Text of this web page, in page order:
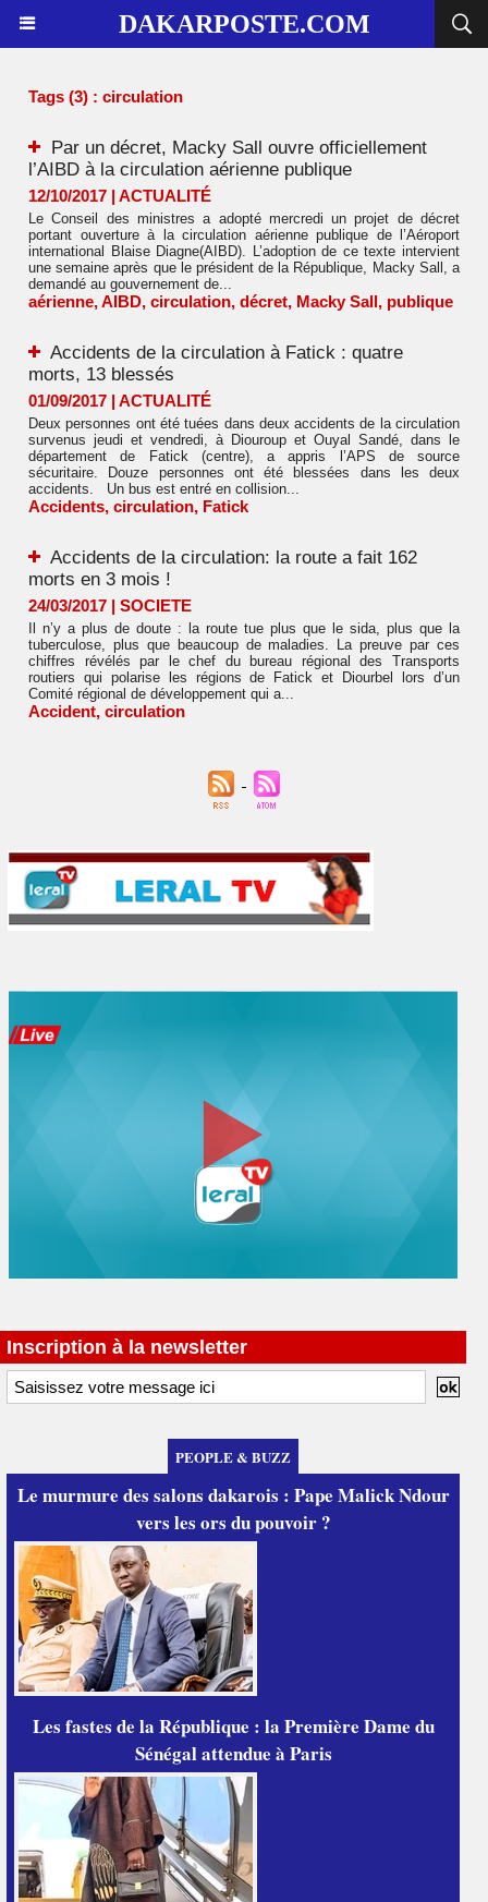
DAKARPOSTE.COM
Tags (3) : circulation
Par un décret, Macky Sall ouvre officiellement
l’AIBD à la circulation aérienne publique
12/10/2017 | ACTUALITÉ
Le Conseil des ministres a adopté mercredi un projet de décret
portant ouverture à la circulation aérienne publique de l’Aéroport
international Blaise Diagne(AIBD). L’adoption de ce texte intervient
une semaine après que le président de la République, Macky Sall, a
demandé au gouvernement de...
aérienne,AIBD, circulation, décret, Macky Sall, publique
Accidents de la circulation à Fatick : quatre
morts, 13 blessés
01/09/2017 | ACTUALITÉ
Deux personnes ont été tuées dans deux accidents de la circulation
survenus jeudi et vendredi, à Diouroup et Ouyal Sandé, dans le
département de Fatick (centre), a appris l’APS de source
sécuritaire. Douze personnes ont été blessées dans les deux
accidents. Un bus est entré en collision...
Accidents, circulation, Fatick
Accidents de la circulation: la route a fait 162
morts en 3 mois !
24/03/2017 | SOCIETE
Il n’y a plus de doute : la route tue plus que le sida, plus que la
tuberculose, plus que beaucoup de maladies. La preuve par ces
chiffres révélés par le chef du bureau régional des Transports
routiers qui polarise les régions de Fatick et Diourbel lors d’un
Comité régional de développement qui a...
Accident, circulation
Inscription à la newsletter
PEOPLE & BUZZ
Le murmure des salons dakarois : Pape Malick Ndour
vers les ors du pouvoir ?
Les fastes de la République : la Première Dame du
Sénégal attendue à Paris